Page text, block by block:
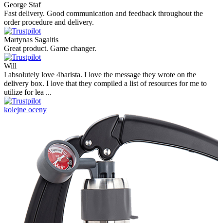
George Staf
Fast delivery. Good communication and feedback throughout the
order procedure and delivery.
Martynas Sagaitis
Great product. Game changer.
Will
I absolutely love 4barista. I love the message they wrote on the
delivery box. I love that they compiled a list of resources for me to
utilize for lea ...
kolejne oceny